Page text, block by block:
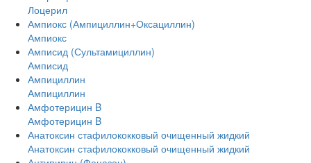
Лоцерил
Ампиокс (Ампициллин+Оксациллин)
Ампиокс
Амписид (Сультамициллин)
Амписид
Ампициллин
Ампициллин
Амфотерицин B
Амфотерицин B
Анатоксин стафилококковый очищенный жидкий
Анатоксин стафилококковый очищенный жидкий